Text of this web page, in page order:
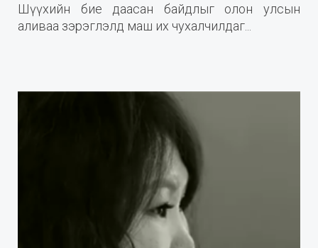
Шүүхийн бие даасан байдлыг олон улсын
аливаа зэрэглэлд маш их чухалчилдаг...